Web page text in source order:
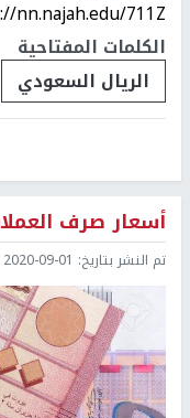
nn.najah.edu/711Z/
الكلمات المفتاحية
الريال السعودي
أسعار صرف
تم النشر بتاريخ: 2020-09-01 10:11